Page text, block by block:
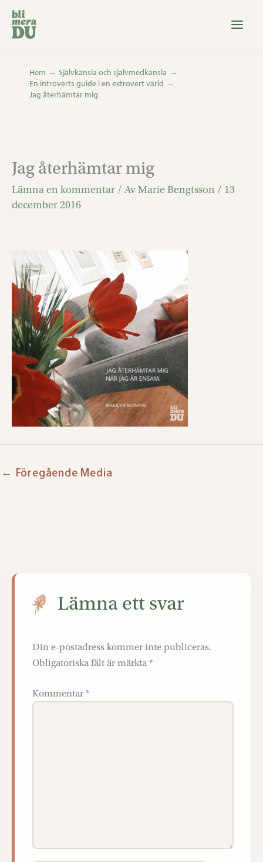
Hoppa
innehåll
Hem
Självkänsla och självmedkänsla
En introverts guide i en extrovert värld
Jag återhämtar mig
Jag återhämtar mig
Lämna en kommentar / AvMarie Bengtsson / 13
december 2016
← Föregående Media
Lämna ett svar
Din e-postadress kommer inte publiceras.
Obligatoriska fält är märkta *
Kommentar *